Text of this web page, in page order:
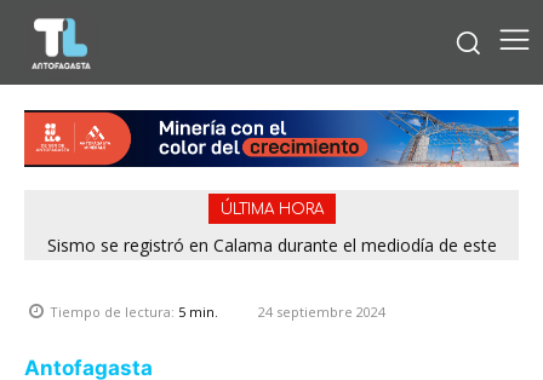
ÚLTIMA HORA
Sismo se registró en Calama durante el mediodía de este
Tras denuncias de vecinos: 13 rucos fueron erradicados de
Tiempo de lectura: 5 min. 24 septiembre 2024
Antofagasta